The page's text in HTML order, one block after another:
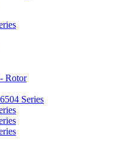
Rotor
Series